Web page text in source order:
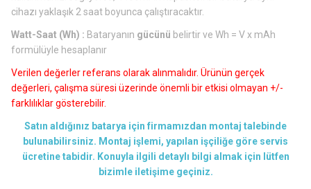
cihazı yaklaşık 2 saat boyunca çalıştıracaktır.
Watt-Saat (Wh) : Bataryanın gücünü belirtir ve Wh = V x mAh
formülüyle hesaplanır
Verilen değerler referans olarak alınmalıdır. Ürünün gerçek
değerleri, çalışma süresi üzerinde önemli bir etkisi olmayan +/-
farklılıklar gösterebilir.
Satın aldığınız batarya için firmamızdan montaj talebinde
bulunabilirsiniz. Montaj işlemi, yapılan işçiliğe göre servis
ücretine tabidir. Konuyla ilgili detaylı bilgi almak için lütfen
bizimle iletişime geçiniz.